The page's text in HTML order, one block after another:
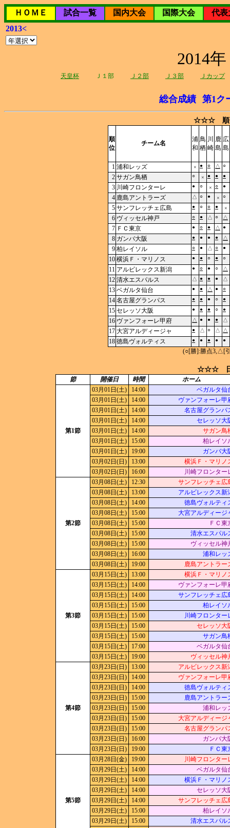
ＨＯＭＥ 試合一覧 国内大会 国際大会
代表
2013<
2014
天皇杯 Ｊ１部 Ｊ２部 Ｊ３部 Ｊカップ
総合成績 第1ク
☆☆☆ 順
順
位
チーム名
浦
和
鳥
栖
川
崎
鹿
島
広
島
1 浦和レッズ × ● ○ △ ○
2 サガン鳥栖 ○ × ● ● ●
3 川崎フロンターレ ● ○ × ○ ●
4 鹿島アントラーズ △ ○ ● × ○
5 サンフレッチェ広島 ● ○ ○ ● ×
6 ヴィッセル神戸 ○ ● △ ○ △
7 ＦＣ東京 ● ○ ● △ ●
8 ガンバ大阪 ● ● ● ● △
9 柏レイソル ○ ● △ ○ ●
10 横浜Ｆ・マリノス ● ● ○ ● ○
11 アルビレックス新潟 ● ○ ● ○ △
12 清水エスパルス △ ● ● ● △
13 ベガルタ仙台 ● ● △ ● ○
14 名古屋グランパス ● ● ● ○ ●
15 セレッソ大阪 ● ● ● ○ ●
16 ヴァンフォーレ甲府 △ ● ● ● △
17 大宮アルディージャ ● △ ○ △ △
18 徳島ヴォルティス ● ● ● ● ●
(○[勝]:勝点3,△[
☆☆☆ 日
節 開催日 時間 ホーム
第1節
03月01日(土) 14:00
ベガルタ仙
03月01日(土)
14:00
ヴァンフォーレ甲
03月01日(土)
14:00
名古屋グランパ
03月01日(土)
14:00
セレッソ大
03月01日(土)
14:00
サガン鳥
03月01日(土)
15:00
柏レイソ
03月01日(土)
19:00
ガンバ大
03月02日(日)
13:00
横浜Ｆ・マリノ
03月02日(日)
16:00 川崎フロンター
第2節
03月08日(土) 12:30
サンフレッチェ広
03月08日(土)
13:00
アルビレックス新
03月08日(土)
14:00
徳島ヴォルティ
03月08日(土)
15:00
大宮アルディージ
03月08日(土)
15:00
ＦＣ東
03月08日(土)
15:00
清水エスパル
03月08日(土)
15:00
ヴィッセル神
03月08日(土)
16:00
浦和レッ
03月08日(土)
19:00 鹿島アントラー
第3節
03月15日(土) 13:00
横浜Ｆ・マリノ
03月15日(土)
14:00
ヴァンフォーレ甲
03月15日(土)
14:00
サンフレッチェ広
03月15日(土)
15:00
柏レイソ
03月15日(土)
15:00
川崎フロンター
03月15日(土)
15:00
セレッソ大
03月15日(土)
15:00
サガン鳥
03月15日(土)
17:00
ベガルタ仙
03月15日(土)
19:00 ヴィッセル神
第4節
03月23日(日) 13:00
アルビレックス新
03月23日(日)
14:00
ヴァンフォーレ甲
03月23日(日)
14:00
徳島ヴォルティ
03月23日(日)
15:00
鹿島アントラー
03月23日(日)
15:00
浦和レッ
03月23日(日)
15:00
大宮アルディージ
03月23日(日)
15:00
名古屋グランパ
03月23日(日)
16:00
ガンバ大
03月23日(日)
19:00 ＦＣ東
第5節
03月28日(金) 19:00
川崎フロンター
03月29日(土)
14:00
ベガルタ仙
03月29日(土)
14:00
横浜Ｆ・マリノ
03月29日(土)
14:00
セレッソ大
03月29日(土)
14:00
サンフレッチェ広
03月29日(土)
15:00
柏レイソ
03月29日(土)
15:00
清水エスパル